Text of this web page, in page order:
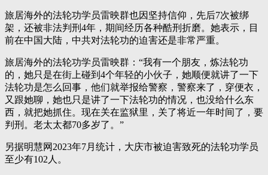
旅居海外的法轮功学员雷映群也因坚持信仰，先后7次被绑
架，还被非法判刑4年，期间经历各种酷刑折磨。她表示，目
前在中国大陆，中共对法轮功的迫害还是非常严重。
旅居海外的法轮功学员雷映群：“我有一个朋友，炼法轮功
的，她只是在街上碰到4个年轻的小伙子，她顺便就讲了一下
法轮功是怎么回事，他们就举报给警察，警察来了，穿便衣，
又跟她聊，她也只是讲了一下法轮功的情况，也没给什么东
西，就把她抓住。现在关在监狱里，关了将近一年时间了，要
判刑。老太太都70多岁了。”
另据明慧网2023年7月统计，大庆市被迫害致死的法轮功学员
至少有102人。